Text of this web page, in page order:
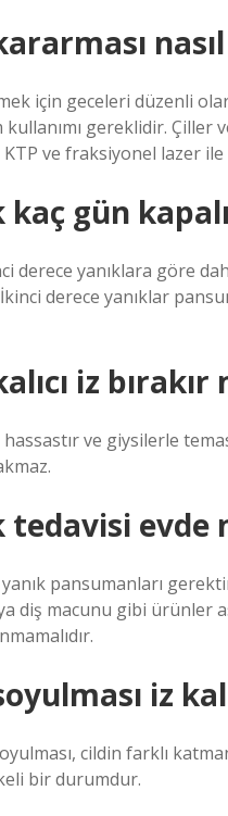
için geceleri düzenli
​​kullanımı gereklidir.
KTP ve fraksiyonel lazer
kaç gün
derece yanıklara göre
derece yanıklar
iz bırakır
hassastır ve giysilerle
tedavisi evde
pansumanları
diş macunu gibi ürünler
iz
cildin farklı
bir durumdur.